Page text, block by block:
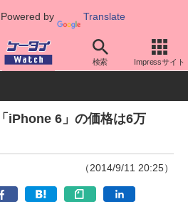
Powered by Translate
検索 Impressサイト
(iOS) iPhone本体
iPhone 6」の価格は6万
（2014/9/11 20:25）